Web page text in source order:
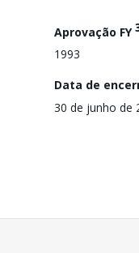
Aprovação FY
1993
Data de
30 de junho de